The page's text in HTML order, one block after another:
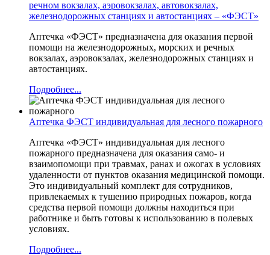
речном вокзалах, аэровокзалах, автовокзалах,
железнодорожных станциях и автостанциях – «ФЭСТ»
Аптечка «ФЭСТ» предназначена для оказания первой
помощи на железнодорожных, морских и речных
вокзалах, аэровокзалах, железнодорожных станциях и
автостанциях.
Подробнее...
Аптечка ФЭСТ индивидуальная для лесного пожарного
Аптечка «ФЭСТ» индивидуальная для лесного
пожарного предназначена для оказания само- и
взаимопомощи при травмах, ранах и ожогах в условиях
удаленности от пунктов оказания медицинской помощи.
Это индивидуальный комплект для сотрудников,
привлекаемых к тушению природных пожаров, когда
средства первой помощи должны находиться при
работнике и быть готовы к использованию в полевых
условиях.
Подробнее...